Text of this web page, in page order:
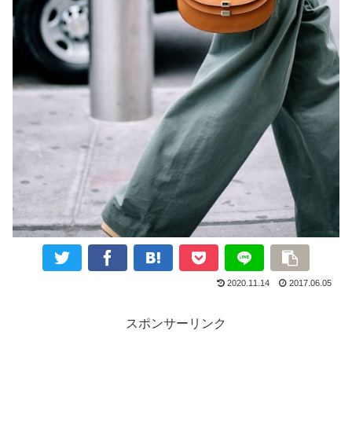
2020.11.14 2017.06.05
スポンサーリンク